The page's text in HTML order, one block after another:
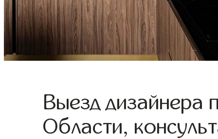
Выезд дизайнера
Области,